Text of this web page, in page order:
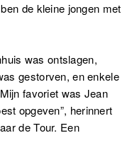
de kleine jongen met
was ontslagen,
gestorven, en enkele
favoriet was Jean
opgeven”, herinnert
de Tour. Een